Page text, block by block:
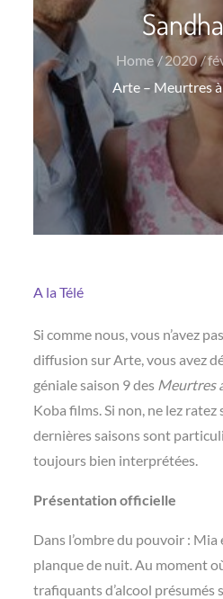
Home 2020
Arte – Meurtres
A la Télé
Si comme nous, vous n’avez
diffusion sur Arte, vous avez
géniale saison 9 des Meurtres
Koba films. Si non, ne lez
dernières saisons sont
toujours bien interprétées.
Présentation officielle
Dans l’ombre du pouvoir : Mia
planque de nuit. Au moment
trafiquants d’alcool présumés